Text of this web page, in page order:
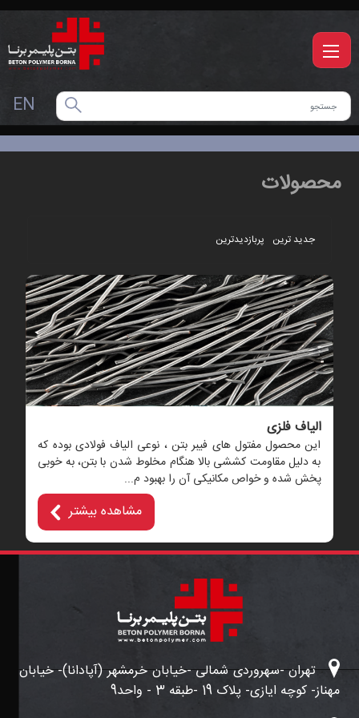
EN
محصولات
جدید ترین پربازدیدترین
الیاف فلزی
این محصول مفتول های فیبر بتن ، نوعی الیاف فولادی بوده که
به دلیل مقاومت کششی بالا هنگام مخلوط شدن با بتن، به خوبی
پخش شده و خواص مکانیکی آن را بهبود م...
مشاهده بیشتر
تهران -سهروردی شمالی -خیابان خرمشهر (آپادانا)- خیابان
مهناز- کوچه ایازی- پلاک 19 -طبقه 3 - واحد9